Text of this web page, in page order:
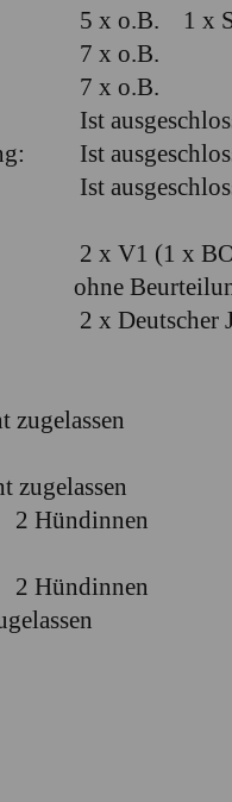
5 x o.B. 1
7 x o.B.
7 x o.B.
Ist
Ist
Ist
2 x V1 (1 x
ohne
2 x Deutscher
zugelassen
zugelassen